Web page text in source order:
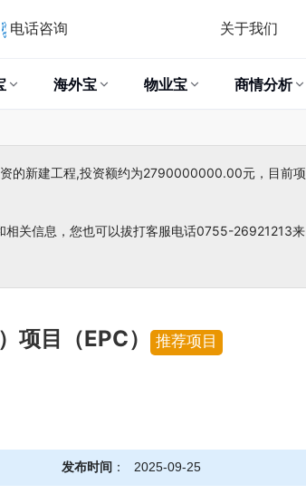
电话咨询 关于我们
海外宝 物业宝 商情分析
的新建工程,投资额约为2790000000.00元，目前项
相关信息，您也可以拔打客服电话0755-26921213来
项目（EPC） 推荐项目
发布时间 ： 2025-09-25